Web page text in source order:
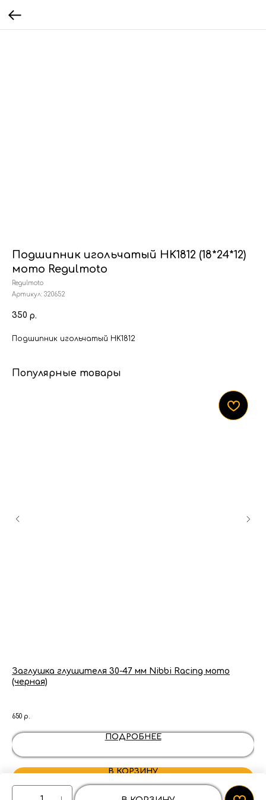
Подшипник игольчатый HK1812 (18*24*12)
мото Regulmoto
Regulmoto
Артикул: 320652
350 р.
Подшипник игольчатый HK1812
Популярные товары
Заглушка глушителя 30-47 мм Nibbi Racing мото
(черная)
650 р.
ПОДРОБНЕЕ
В КОРЗИНУ